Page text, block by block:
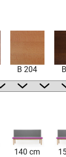
B 204
140 cm